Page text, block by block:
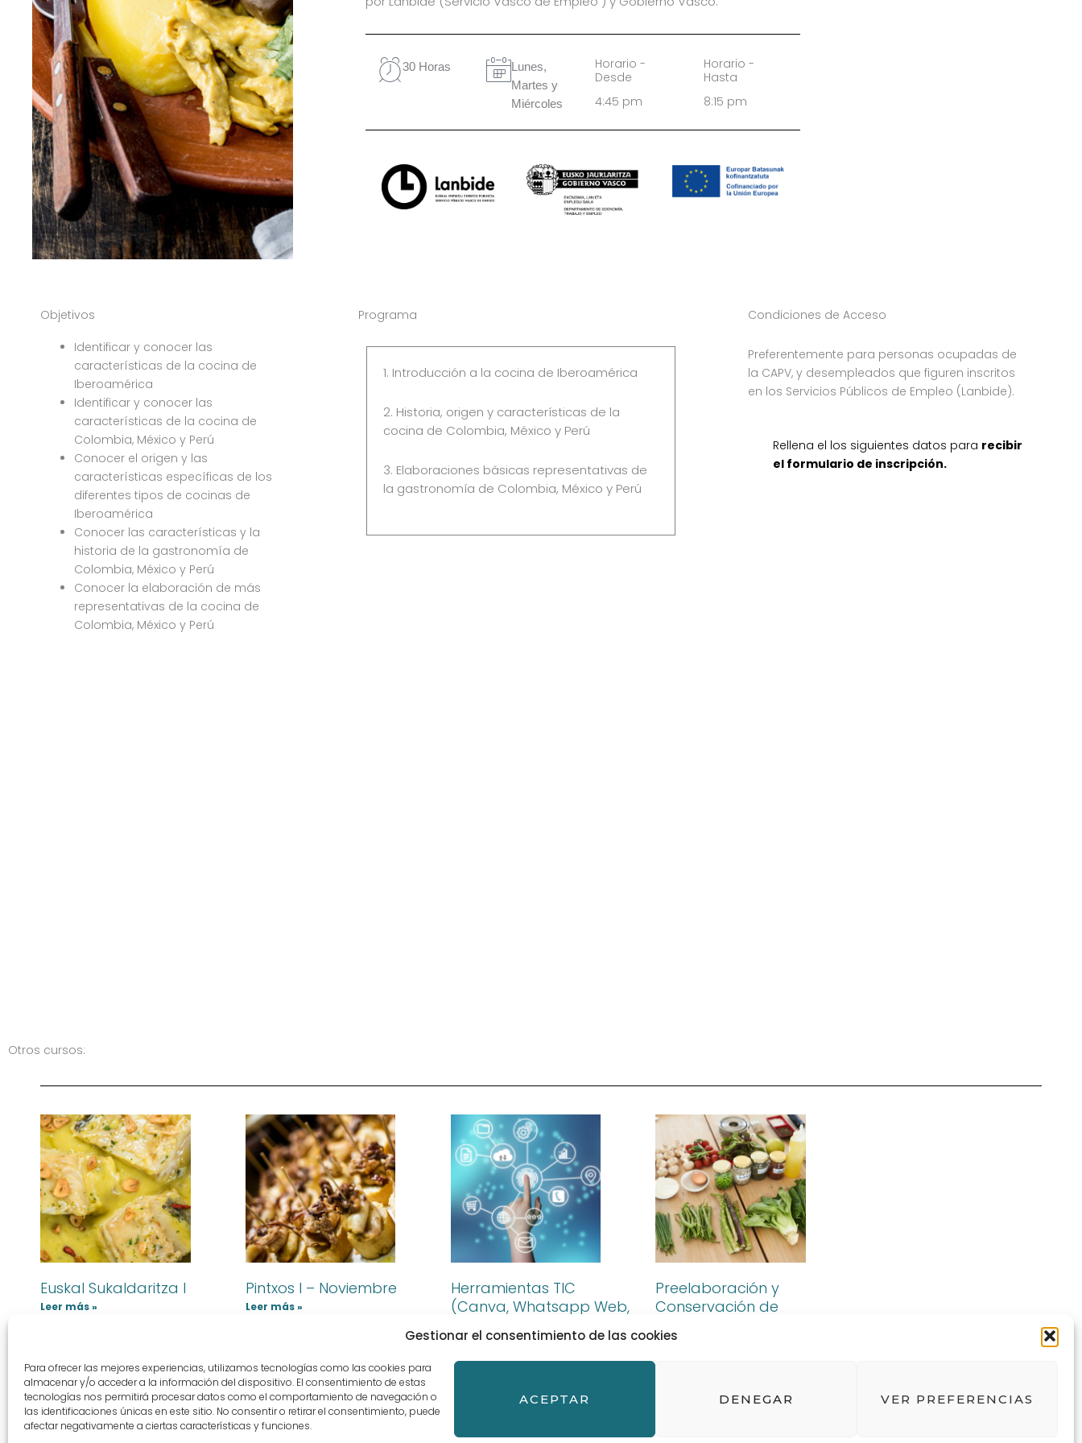
Gestionar el consentimiento de las cookies
Para ofrecer las mejores experiencias, utilizamos tecnologías como las cookies para
almacenar y/o acceder a la información del dispositivo. El consentimiento de estas
tecnologías nos permitirá procesar datos como el comportamiento de navegación o
las identificaciones únicas en este sitio. No consentir o retirar el consentimiento, puede
afectar negativamente a ciertas características y funciones.
ACEPTAR DENEGAR VER PREFERENCIAS
30 Horas
Lunes,
Martes y
Miércoles
Horario -
Desde
4:45 pm
Horario -
Hasta
8:15 pm
Objetivos
Identificar y conocer las
características de la cocina de
Iberoamérica
Identificar y conocer las
características de la cocina de
Colombia, México y Perú
Conocer el origen y las
características específicas de los
diferentes tipos de cocinas de
Iberoamérica
Conocer las características y la
historia de la gastronomía de
Colombia, México y Perú
Conocer la elaboración de más
representativas de la cocina de
Colombia, México y Perú
Programa
1. Introducción a la cocina de Iberoamérica
2. Historia, origen y características de la
cocina de Colombia, México y Perú
3. Elaboraciones básicas representativas de
la gastronomía de Colombia, México y Perú
Condiciones de Acceso
Preferentemente para personas ocupadas de
la CAPV, y desempleados que figuren inscritos
en los Servicios Públicos de Empleo (Lanbide).
Rellena el los siguientes datos para recibir
el formulario de inscripción.
Otros cursos:
Euskal Sukaldaritza I
Leer más »
Pintxos I – Noviembre
Leer más »
Herramientas TIC
(Canva, Whatsapp Web,
etc.)
Leer más »
Preelaboración y
Conservación de
Vegetales y Setas
Leer más »
Aviso legal